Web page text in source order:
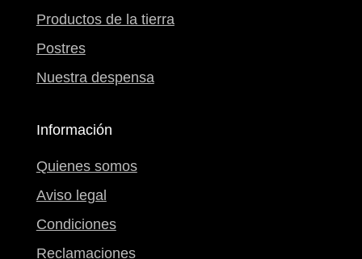
Productos de la tierra
Postres
Nuestra despensa
Información
Quienes somos
Aviso legal
Condiciones
Reclamaciones